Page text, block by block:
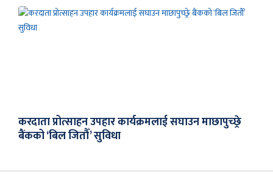
करदाता प्रोत्साहन उपहार कार्यक्रमलाई सघाउन माछापुच्छ्रे
बैंकको ‘बिल जितौँ’ सुविधा